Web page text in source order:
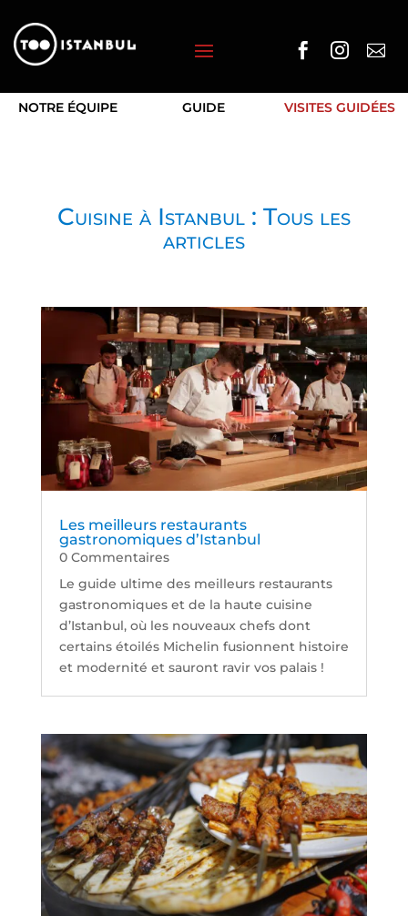
  
NOTRE ÉQUIPE GUIDE VISITES GUIDÉES
Cuisine à Istanbul : Tous les
articles
Les meilleurs restaurants
gastronomiques d’Istanbul
0 Commentaires
Le guide ultime des meilleurs restaurants
gastronomiques et de la haute cuisine
d’Istanbul, où les nouveaux chefs dont
certains étoilés Michelin fusionnent histoire
et modernité et sauront ravir vos palais !